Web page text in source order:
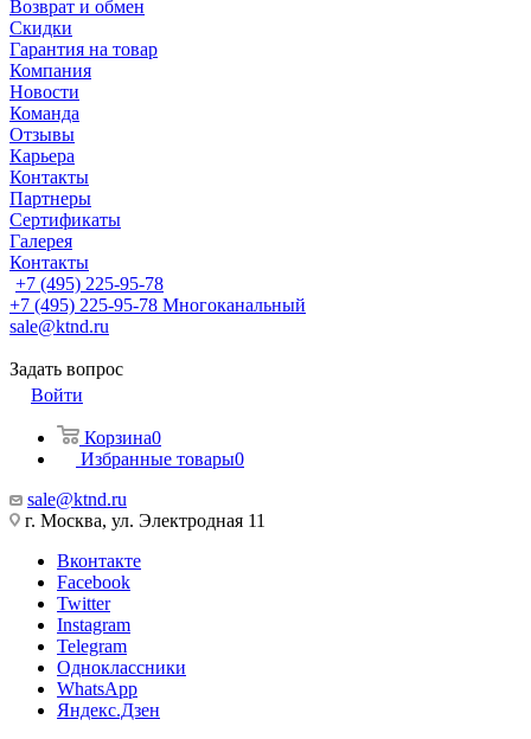
Возврат и обмен
Скидки
Гарантия на товар
Компания
Новости
Команда
Отзывы
Карьера
Контакты
Партнеры
Сертификаты
Галерея
Контакты
+7 (495) 225-95-78
+7 (495) 225-95-78 Многоканальный
sale@ktnd.ru
Задать вопрос
Войти
Корзина0
Избранные товары0
sale@ktnd.ru
г. Москва, ул. Электродная 11
Вконтакте
Facebook
Twitter
Instagram
Telegram
Одноклассники
WhatsApp
Яндекс.Дзен